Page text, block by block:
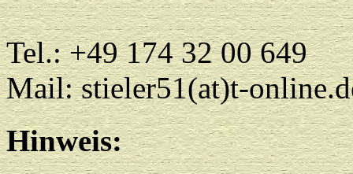
Tel.: +49 174 32 00 649
Mail: stieler51(at)t-
Hinweis: